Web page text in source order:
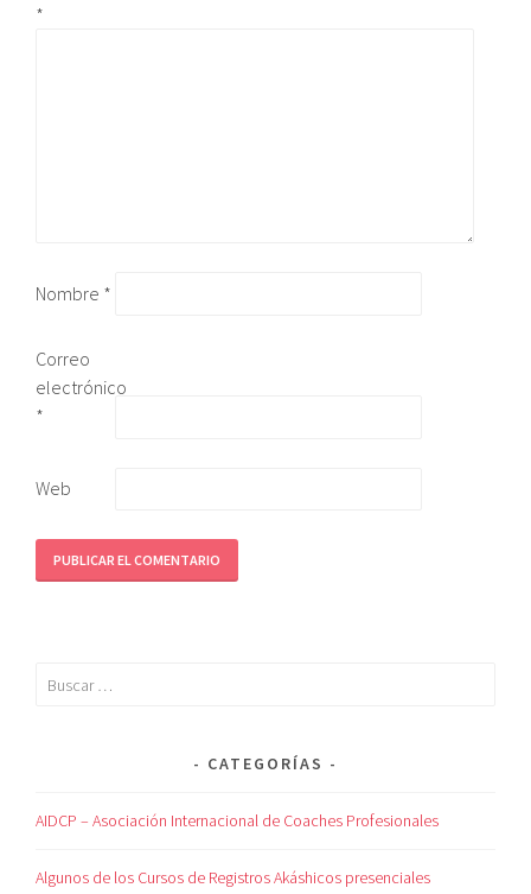
*
Nombre *
Correo
electrónico
*
Web
CATEGORÍAS
AIDCP – Asociación Internacional de Coaches Profesionales
Algunos de los Cursos de Registros Akáshicos presenciales